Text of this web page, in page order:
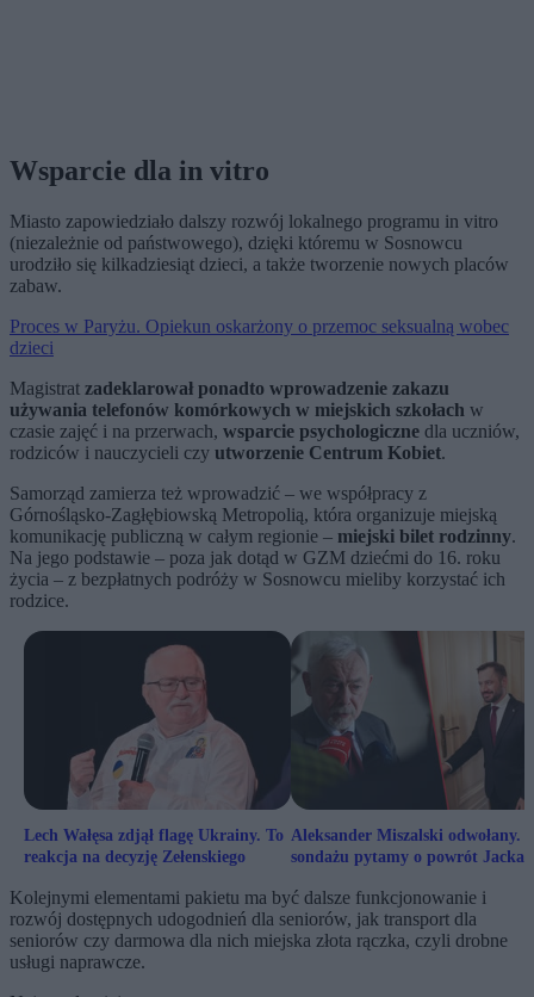
Wsparcie dla in vitro
Miasto zapowiedziało dalszy rozwój lokalnego programu in vitro
(niezależnie od państwowego), dzięki któremu w Sosnowcu
urodziło się kilkadziesiąt dzieci, a także tworzenie nowych placów
zabaw.
Proces w Paryżu. Opiekun oskarżony o przemoc seksualną wobec
dzieci
Magistrat zadeklarował ponadto wprowadzenie zakazu
używania telefonów komórkowych w miejskich szkołach w
czasie zajęć i na przerwach, wsparcie psychologiczne dla uczniów,
rodziców i nauczycieli czy utworzenie Centrum Kobiet.
Samorząd zamierza też wprowadzić – we współpracy z
Górnośląsko-Zagłębiowską Metropolią, która organizuje miejską
komunikację publiczną w całym regionie – miejski bilet rodzinny.
Na jego podstawie – poza jak dotąd w GZM dziećmi do 16. roku
życia – z bezpłatnych podróży w Sosnowcu mieliby korzystać ich
rodzice.
Lech Wałęsa zdjął flagę Ukrainy. To
reakcja na decyzję Zełenskiego
Aleksander Miszalski odwołany.
sondażu pytamy o powrót Jacka
Kolejnymi elementami pakietu ma być dalsze funkcjonowanie i
rozwój dostępnych udogodnień dla seniorów, jak transport dla
seniorów czy darmowa dla nich miejska złota rączka, czyli drobne
usługi naprawcze.